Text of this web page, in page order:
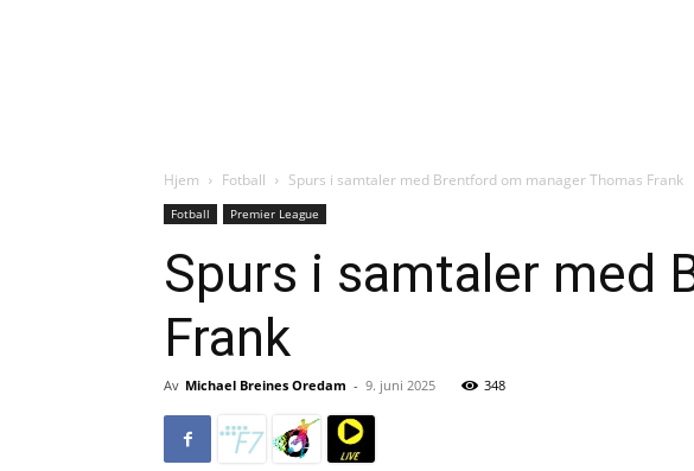
Hjem Fotball Spurs i samtaler med Brentford om manager Thomas Frank
Fotball Premier League
Spurs i samtaler med
Frank
Av Michael Breines Oredam - 9. juni 2025 348